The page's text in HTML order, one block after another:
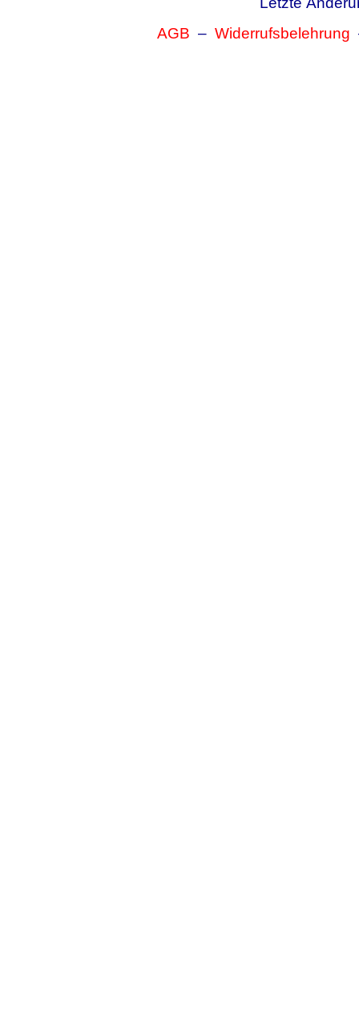
AGB – Widerrufsbelehrung